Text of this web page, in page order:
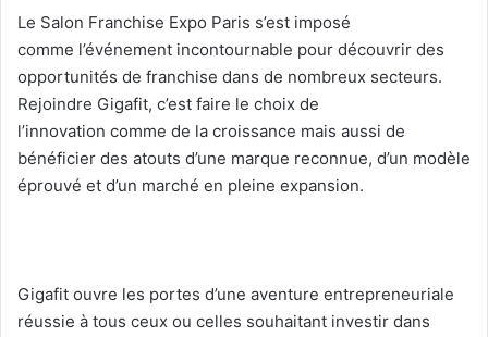
Le Salon Franchise Expo Paris s’est imposé
comme l’événement incontournable pour découvrir des
opportunités de franchise dans de nombreux secteurs.
Rejoindre Gigafit, c’est faire le choix de
l’innovation comme de la croissance mais aussi de
bénéficier des atouts d’une marque reconnue, d’un modèle
éprouvé et d’un marché en pleine expansion.
Gigafit ouvre les portes d’une aventure entrepreneuriale
réussie à tous ceux ou celles souhaitant investir dans